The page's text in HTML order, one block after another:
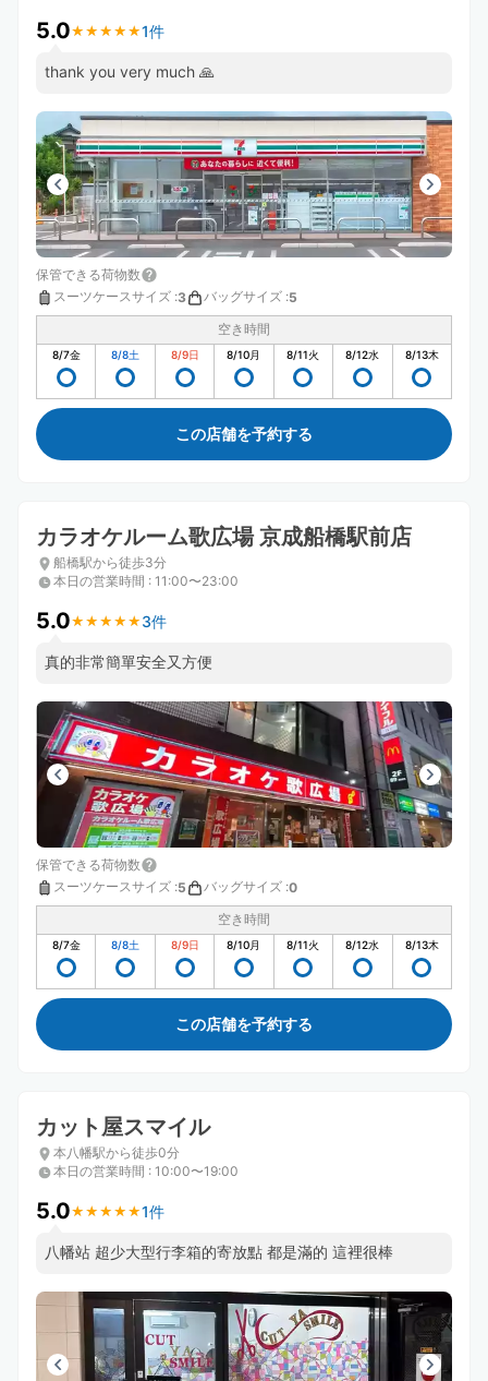
5.0★ ★ ★ ★ ★
★ ★ ★ ★ ★1件
thank you very much 🙏
保管できる荷物数
スーツケースサイズ :3 バッグサイズ :5
空き時間
8/7金 8/8土 8/9日 8/10月 8/11火 8/12水 8/13木
この店舗を予約する
カラオケルーム歌広場 京成船橋駅前店
船橋駅から徒歩3分
本日の営業時間 : 11:00〜23:00
5.0★ ★ ★ ★ ★
★ ★ ★ ★ ★ 3件
真的非常簡單安全又方便
保管できる荷物数
スーツケースサイズ :5 バッグサイズ :0
空き時間
8/7金 8/8土 8/9日 8/10月 8/11火 8/12水 8/13木
この店舗を予約する
カット屋スマイル
本八幡駅から徒歩0分
本日の営業時間 : 10:00〜19:00
5.0★ ★ ★ ★ ★
★ ★ ★ ★ ★1件
八幡站 超少大型行李箱的寄放點 都是滿的 這裡很棒